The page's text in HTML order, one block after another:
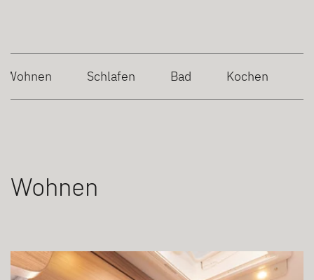
Wohnen Schlafen Bad Kochen
Wohnen